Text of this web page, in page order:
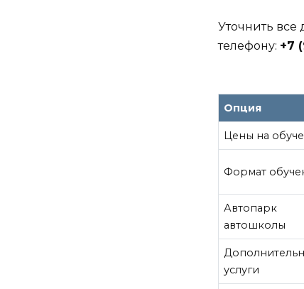
Уточнить
телефону: +7
Опция
Цены на
Формат
Автопарк
автошколы
услуги